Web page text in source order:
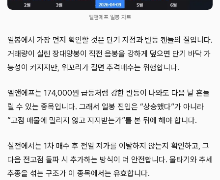
엘앤에프 일봉 차트
일봉에서 가장 먼저 확인할 것은 단기 저점과 반등 캔들의 질입니다.
거래량이 실린 장대양봉이 직전 음봉을 강하게 덮으면 단기 바닥 가
능성이 커지지만, 위꼬리가 길면 추격매수는 위험합니다.
엘앤에프는 174,000원 급등처럼 강한 반등이 나와도 다음 날 흔들
릴 수 있는 종목입니다. 그래서 일봉 진입은 “상승했다”가 아니라
“고점 매물에 밀리지 않고 지지받는가”를 본 뒤에 해야 합니다.
실전에서는 1차 매수 후 전일 저가를 이탈하지 않는지 확인하고, 그
다음 전고점 돌파 시 추가하는 방식이 더 안전합니다. 물타기와 추세
추종을 섞는 구조가 이 종목에서는 유효합니다.